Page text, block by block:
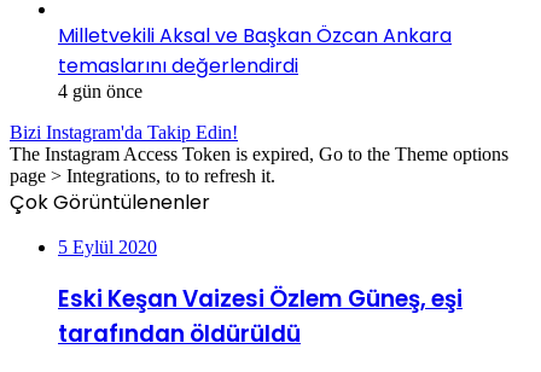
Milletvekili Aksal ve Başkan Özcan Ankara
temaslarını değerlendirdi
4 gün önce
Bizi Instagram'da Takip Edin!
The Instagram Access Token is expired, Go to the Theme options
page > Integrations, to to refresh it.
Çok Görüntülenenler
5 Eylül 2020
Eski Keşan Vaizesi Özlem Güneş, eşi
tarafından öldürüldü